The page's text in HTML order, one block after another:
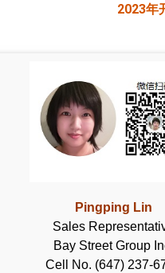
2023年
Pingping Lin
Sales
Bay Street Group
Cell No. (647) 237-